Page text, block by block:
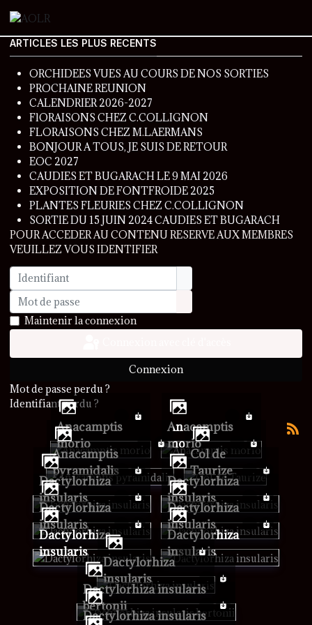
ARTICLES LES PLUS RECENTS
ORCHIDEES VUES AU COURS DE NOS SORTIES
PROCHAINE REUNION
CALENDRIER 2026-2027
FlORAISONS CHEZ C.COLLIGNON
FLORAISONS CHEZ M.LAERMANS
BONJOUR A TOUS, JE SUIS DE RETOUR
EOC 2027
CAUDIES ET BUGARACH LE 9 MAI 2026
EXPOSITION DE FONTFROIDE 2025
PLANTES FLEURIES CHEZ C.COLLIGNON
SORTIE DU 15 JUIN 2024 CAUDIES ET BUGARACH
POUR ACCEDER AU CONTENU RESERVE AUX MEMBRES
VEUILLEZ VOUS IDENTIFIER
Identifiant
Mot de passe
Afficher le mot de passe
Maintenir la connexion
Connexion
Mot de passe perdu ?
Identifiant perdu ?
Anacamptis
morio
Anacamptis
morio
Anacamptis
pyramidalis
Col de
Taurize
Dactylorhiza
insularis
Dactylorhiza
insularis
Dactylorhiza
insularis
Dactylorhiza
insularis
Dactylorhiza
insularis
Dactylorhiza
insularis
Dactylorhiza
insularis
Dactylorhiza insularis
bertonii
Dactylorhiza insularis